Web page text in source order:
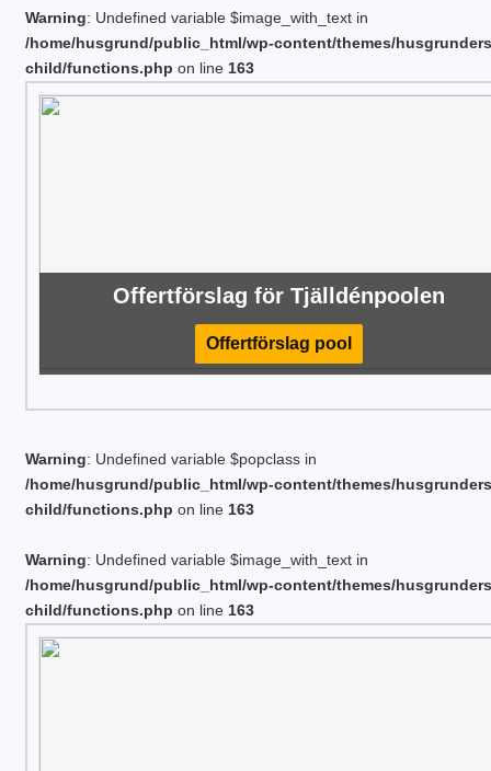
Warning: Undefined variable $image_with_text in
/home/husgrund/public_html/wp-content/themes/
child/functions.php on line 163
Offertförslag för Tjälldénpoolen
Offertförslag pool
Warning: Undefined variable $popclass in
/home/husgrund/public_html/wp-content/themes/
child/functions.php on line 163
Warning: Undefined variable $image_with_text in
/home/husgrund/public_html/wp-content/themes/
child/functions.php on line 163